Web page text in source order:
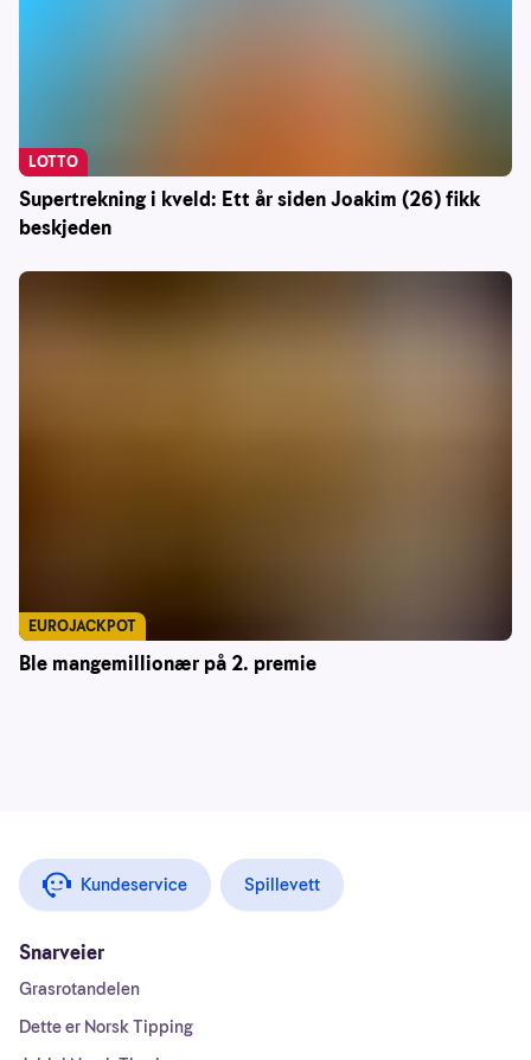
Supertrekning i kveld: Ett år siden Joakim (26) fikk
beskjeden
LOTTO
Ble mangemillionær på 2. premie
EUROJACKPOT
Kundeservice Spillevett
Snarveier
Grasrotandelen
Dette er Norsk Tipping